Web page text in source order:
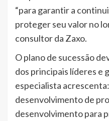
“para garantir a
proteger seu valor no
consultor da Zaxo.
O plano de sucessão
dos principais líderes e
especialista
desenvolvimento de
desenvolvimento para